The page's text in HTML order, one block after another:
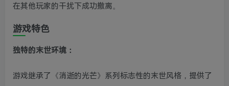
在其他玩家的干扰下成功撤离。
游戏特色
独特的末世环境：
游戏继承了《消逝的光芒》系列标志性的末世风格，提供了